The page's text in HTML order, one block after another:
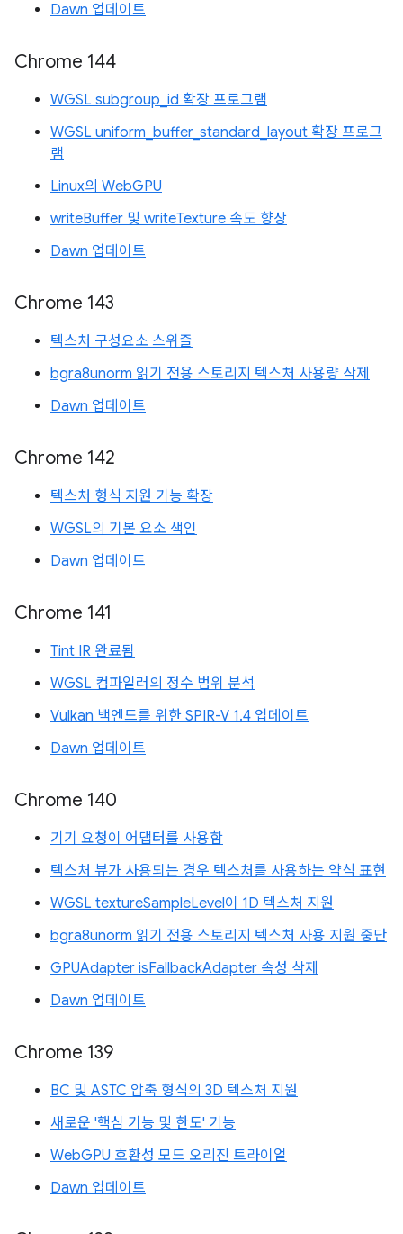
Dawn 업데이트
Chrome 144
WGSL subgroup_id 확장 프로그램
WGSL uniform_buffer_standard_layout 확장 프로그
램
Linux의 WebGPU
writeBuffer 및 writeTexture 속도 향상
Dawn 업데이트
Chrome 143
텍스처 구성요소 스위즐
bgra8unorm 읽기 전용 스토리지 텍스처 사용량 삭제
Dawn 업데이트
Chrome 142
텍스처 형식 지원 기능 확장
WGSL의 기본 요소 색인
Dawn 업데이트
Chrome 141
Tint IR 완료됨
WGSL 컴파일러의 정수 범위 분석
Vulkan 백엔드를 위한 SPIR-V 1.4 업데이트
Dawn 업데이트
Chrome 140
기기 요청이 어댑터를 사용함
텍스처 뷰가 사용되는 경우 텍스처를 사용하는 약식 표현
WGSL textureSampleLevel이 1D 텍스처 지원
bgra8unorm 읽기 전용 스토리지 텍스처 사용 지원 중단
GPUAdapter isFallbackAdapter 속성 삭제
Dawn 업데이트
Chrome 139
BC 및 ASTC 압축 형식의 3D 텍스처 지원
새로운 '핵심 기능 및 한도' 기능
WebGPU 호환성 모드 오리진 트라이얼
Dawn 업데이트